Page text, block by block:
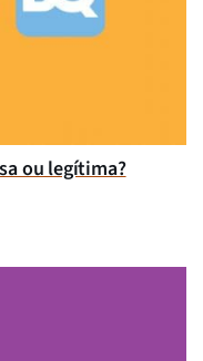
ou legítima?